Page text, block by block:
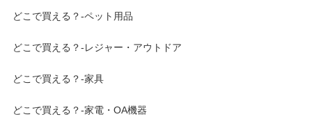
どこで買える？-ペット用品
どこで買える？-レジャー・アウトドア
どこで買える？-家具
どこで買える？-家電・OA機器